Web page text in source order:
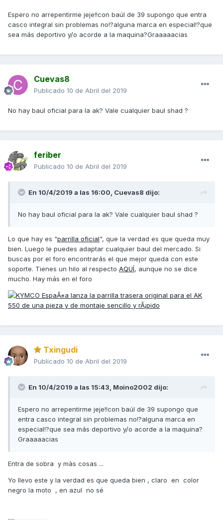
Espero no arrepentirme jeje!!con baúl de 39 supongo que entra
casco integral sin problemas no!?alguna marca en especial!?que
sea más deportivo y/o acorde a la maquina?Graaaaacias
Cuevas8
Publicado 10 de Abril del 2019
No hay baul oficial para la ak? Vale cualquier baul shad ?
feriber
Publicado 10 de Abril del 2019
En 10/4/2019 a las 16:00, Cuevas8 dijo:
No hay baul oficial para la ak? Vale cualquier baul shad ?
Lo que hay es "parrilla oficial", que la verdad es que queda muy
bien. Luego le puedes adaptar cualquier baul del mercado. Si
buscas por el foro encontrarás el que mejor queda con este
soporte. Tienes un hilo al respecto AQUÍ, aunque no se dice
mucho. Hay más en el foro
Txingudi
Publicado 10 de Abril del 2019
En 10/4/2019 a las 15:43, Moino2002 dijo:
Espero no arrepentirme jeje!!con baúl de 39 supongo que
entra casco integral sin problemas no!?alguna marca en
especial!?que sea más deportivo y/o acorde a la maquina?
Graaaaacias
Entra de sobra y màs cosas ...
Yo llevo este y la verdad es que queda bien , claro en color
negro la moto , en azul no sé